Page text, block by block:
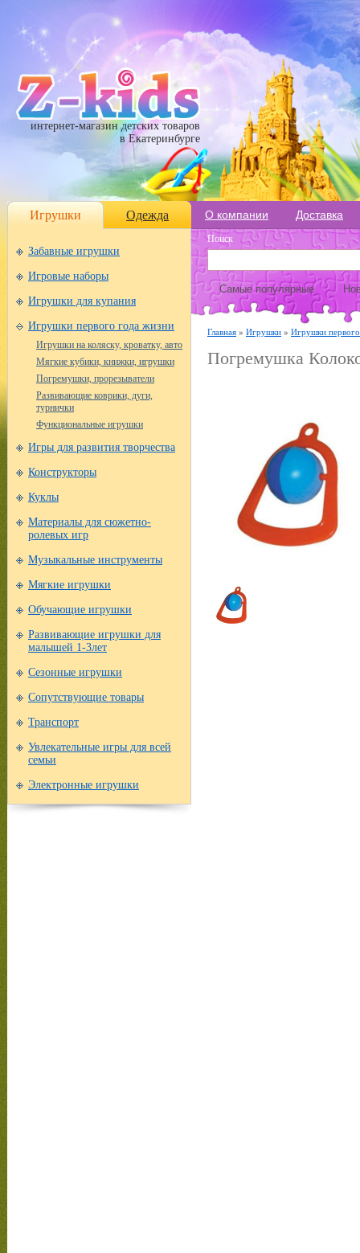
интернет-магазин детских товаров
в Екатеринбурге
Игрушки Одежда О компании Доставка
Забавные игрушки
Игровые наборы
Игрушки для купания
Игрушки первого года жизни
Игрушки на коляску, кроватку, авто
Мягкие кубики, книжки, игрушки
Погремушки, прорезыватели
Развивающие коврики, дуги,
турнички
Функциональные игрушки
Игры для развития творчества
Конструкторы
Куклы
Материалы для сюжетно-
ролевых игр
Музыкальные инструменты
Мягкие игрушки
Обучающие игрушки
Развивающие игрушки для
малышей 1-3лет
Сезонные игрушки
Сопутствующие товары
Транспорт
Увлекательные игры для всей
семьи
Электронные игрушки
Поиск
Самые популярные
Главная » Игрушки » Игрушки
Погремушка